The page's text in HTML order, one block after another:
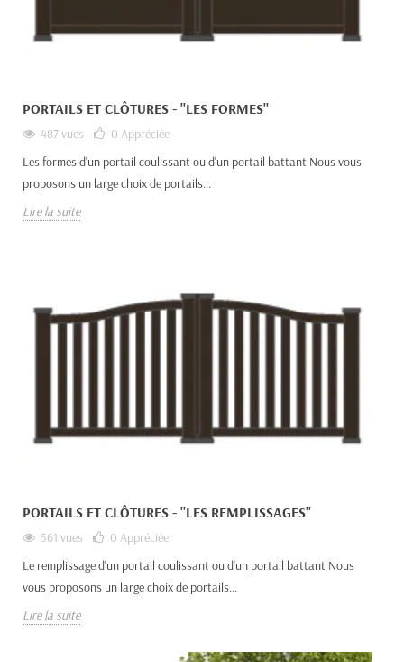
PORTAILS ET CLÔTURES - "LES FORMES"
487 vues 0 Appréciée
Les formes d'un portail coulissant ou d'un portail battant Nous vous
proposons un large choix de portails...
Lire la suite
PORTAILS ET CLÔTURES - "LES REMPLISSAGES"
561 vues 0 Appréciée
Le remplissage d'un portail coulissant ou d'un portail battant Nous
vous proposons un large choix de portails...
Lire la suite